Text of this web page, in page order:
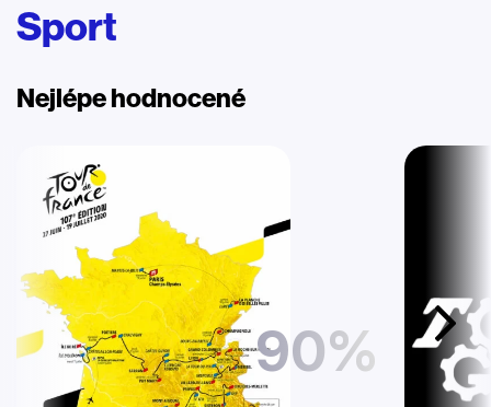
Sport
Nejlépe hodnocené
Další
90%